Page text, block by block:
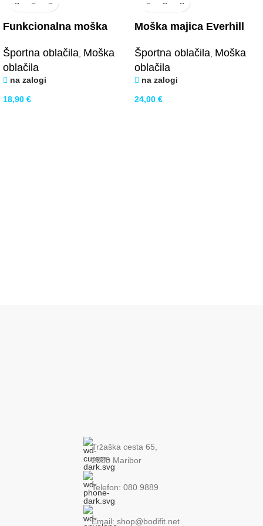
Funkcionalna moška
Športna oblačila, Moška
oblačila
na zalogi
18,90 €
Moška majica Everhill
Športna oblačila, Moška
oblačila
na zalogi
24,00 €
Tržaška cesta 65,
2000 Maribor
Telefon: 080 9889
Email: shop@bodifit.net